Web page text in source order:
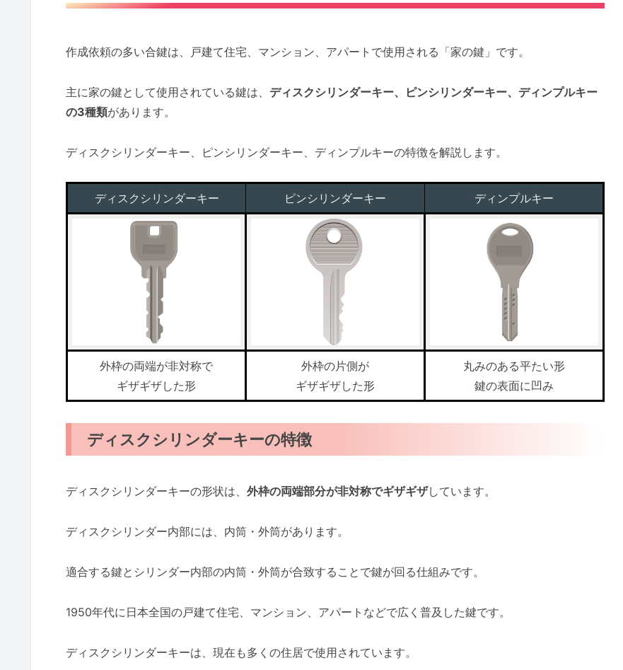
作成依頼の多い合鍵は、戸建て住宅、マンション、アパートで使用される「家の鍵」です。
主に家の鍵として使用されている鍵は、 ディスクシリンダーキー、ピンシリンダーキー、ディンプルキー
の3種類があります。
ディスクシリンダーキー、ピンシリンダーキー、ディンプルキーの特徴を解説します。
ディスクシリンダーキー ピンシリンダーキー ディンプルキー
外枠の両端が非対称で
ギザギザした形
外枠の片側が
ギザギザした形
丸みのある平たい形
鍵の表面に凹み
ディスクシリンダーキーの特徴
ディスクシリンダーキーの形状は、 外枠の両端部分が非対称でギザギザしています。
ディスクシリンダー内部には、内筒・外筒があります。
適合する鍵とシリンダー内部の内筒・外筒が合致することで鍵が回る仕組みです。
1950年代に日本全国の戸建て住宅、マンション、アパートなどで広く普及した鍵です。
ディスクシリンダーキーは、現在も多くの住居で使用されています。